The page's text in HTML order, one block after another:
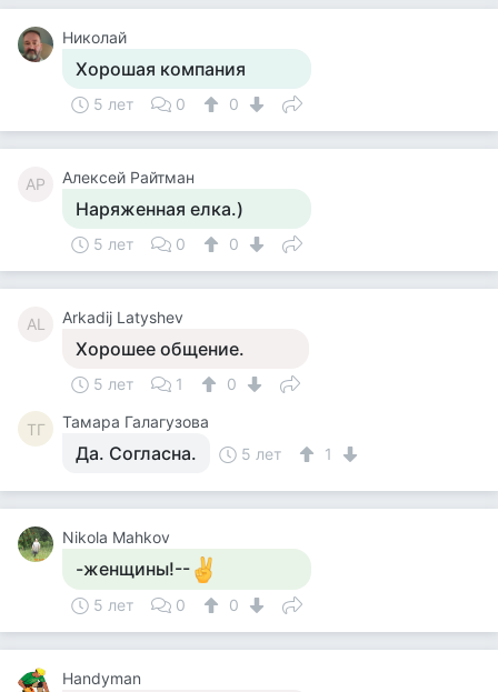
Николай
Хорошая компания
5 лет 0 0
АР Алексей Райтман
Наряженная елка.)
5 лет 0 0
AL Arkadij Latyshev
Хорошее общение.
5 лет 1 0
ТГ Тамара Галагузова
Да. Согласна. 5 лет 1
Nikola Mahkov
-женщины!--
5 лет 0 0
Handyman